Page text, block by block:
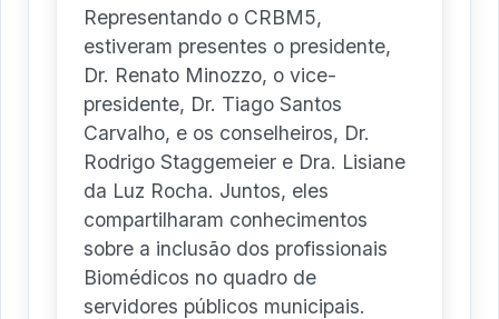
Representando o CRBM5,
estiveram presentes o presidente,
Dr. Renato Minozzo, o vice-
presidente, Dr. Tiago Santos
Carvalho, e os conselheiros, Dr.
Rodrigo Staggemeier e Dra. Lisiane
da Luz Rocha. Juntos, eles
compartilharam conhecimentos
sobre a inclusão dos profissionais
Biomédicos no quadro de
servidores públicos municipais.